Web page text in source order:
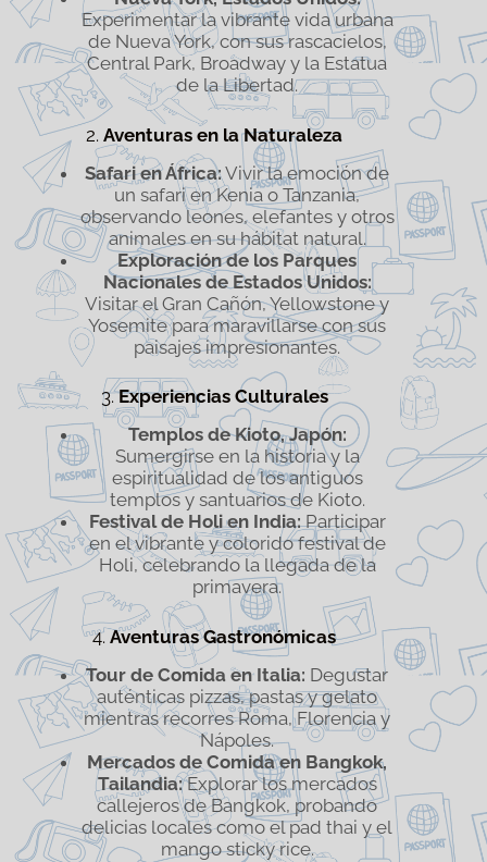
Experimentar la vibrante vida urbana
de Nueva York, con sus rascacielos,
Central Park, Broadway y la Estatua
de la Libertad.
2.Aventuras en la Naturaleza
Safari en África:Vivir la emoción de
un safari en Kenia o Tanzania,
observando leones, elefantes y otros
animales en su hábitat natural.
Exploración de los Parques
Nacionales de Estados Unidos:
Visitar el Gran Cañón, Yellowstone y
Yosemite para maravillarse con sus
paisajes impresionantes.
3.Experiencias Culturales
Templos de Kioto, Japón:
Sumergirse en la historia y la
espiritualidad de los antiguos
templos y santuarios de Kioto.
Festival de Holi en India:Participar
en el vibrante y colorido festival de
Holi, celebrando la llegada de la
primavera.
4.Aventuras Gastronómicas
Tour de Comida en Italia: Degustar
auténticas pizzas, pastas y gelato
mientras recorres Roma, Florencia y
Nápoles.
Mercados de Comida en Bangkok,
Tailandia:Explorar los mercados
callejeros de Bangkok, probando
delicias locales como el pad thai y el
mango sticky rice.